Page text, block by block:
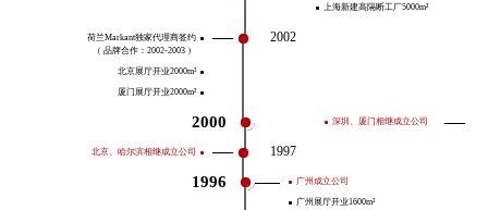
上海新建高隔断工厂5000m²
2002
荷兰Markant独家代理商签约
（ 品牌合作：2002-2003 ）
北京展厅开业2000m²
厦门展厅开业2000m²
2000 深圳、厦门相继成立公司
1997
北京、哈尔滨相继成立公司
1996 广州成立公司
广州展厅开业1600m²